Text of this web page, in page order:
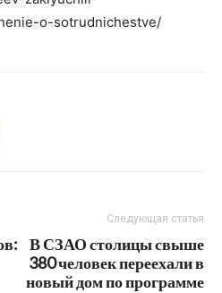
o-sotrudnichestve/
Следующая статья
В СЗАО столицы свыше
380 человек переехали в
новый дом по программе